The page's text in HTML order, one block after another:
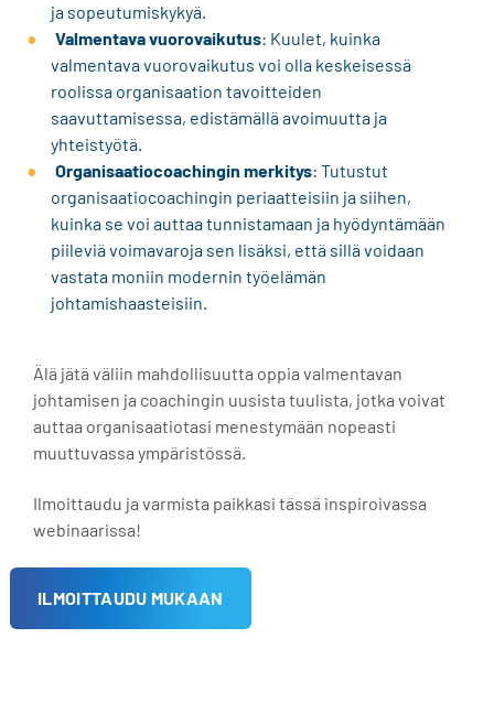
ja sopeutumiskykyä.
Valmentava vuorovaikutus: Kuulet, kuinka
valmentava vuorovaikutus voi olla keskeisessä
roolissa organisaation tavoitteiden
saavuttamisessa, edistämällä avoimuutta ja
yhteistyötä.
Organisaatiocoachingin merkitys: Tutustut
organisaatiocoachingin periaatteisiin ja siihen,
kuinka se voi auttaa tunnistamaan ja hyödyntämään
piileviä voimavaroja sen lisäksi, että sillä voidaan
vastata moniin modernin työelämän
johtamishaasteisiin.
Älä jätä väliin mahdollisuutta oppia valmentavan
johtamisen ja coachingin uusista tuulista, jotka voivat
auttaa organisaatiotasi menestymään nopeasti
muuttuvassa ympäristössä.
Ilmoittaudu ja varmista paikkasi tässä inspiroivassa
webinaarissa!
ILMOITTAUDU MUKAAN